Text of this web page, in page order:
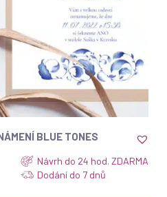
BLUE TONES
Návrh do 24 hod. ZDARMA
Dodání do 7 dnů